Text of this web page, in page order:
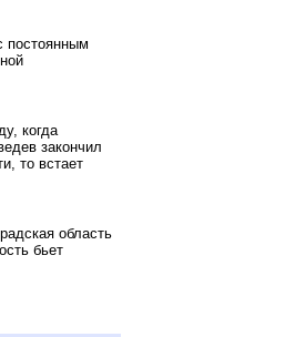
постоянным
когда
закончил
то встает
область
бьет